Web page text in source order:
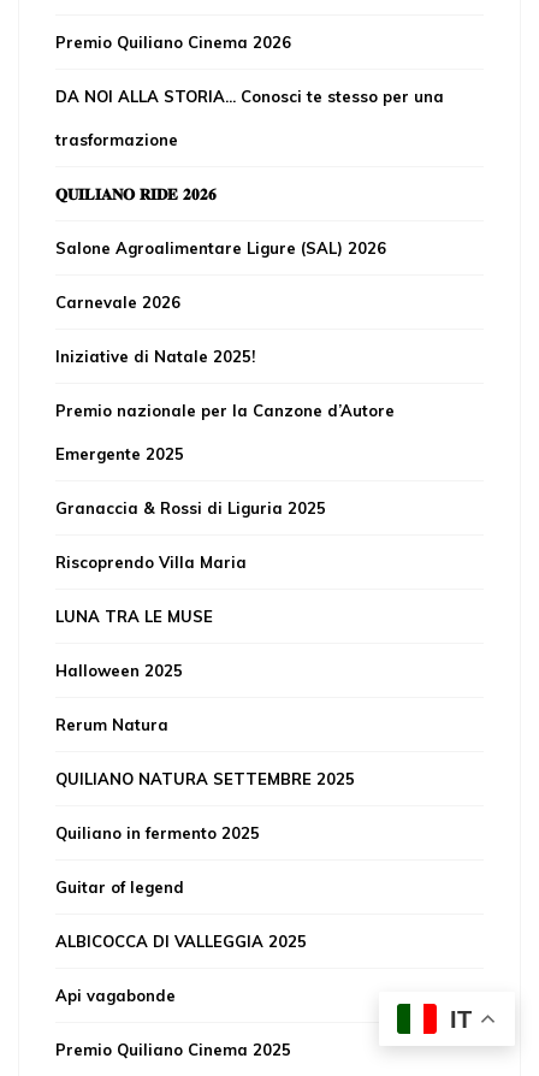
IT
Premio Quiliano Cinema 2026
DA NOI ALLA STORIA... Conosci te stesso per una
trasformazione
𝐐𝐔𝐈𝐋𝐈𝐀𝐍𝐎 𝐑𝐈𝐃𝐄 𝟐𝟎𝟐𝟔
Salone Agroalimentare Ligure (SAL) 2026
Carnevale 2026
Iniziative di Natale 2025!
Premio nazionale per la Canzone d’Autore
Emergente 2025
Granaccia & Rossi di Liguria 2025
Riscoprendo Villa Maria
LUNA TRA LE MUSE
Halloween 2025
Rerum Natura
QUILIANO NATURA SETTEMBRE 2025
Quiliano in fermento 2025
Guitar of legend
ALBICOCCA DI VALLEGGIA 2025
Api vagabonde
Premio Quiliano Cinema 2025